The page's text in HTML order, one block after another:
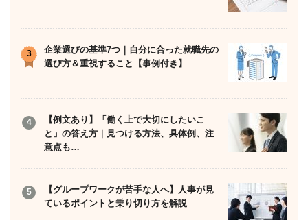
企業選びの基準7つ｜自分に合った就職先の
選び方＆重視すること【事例付き】
【例文あり】「働く上で大切にしたいこ
と」の答え方｜見つける方法、具体例、注
意点も…
【グループワークが苦手な人へ】人事が見
ているポイントと乗り切り方を解説